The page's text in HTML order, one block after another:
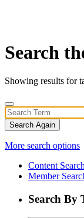
Search
Showing results for
Search Again
More search options
Content
Member
Search By